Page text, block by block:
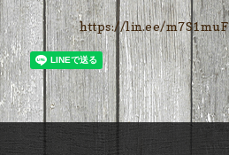
https://lin.ee/m7S1muF